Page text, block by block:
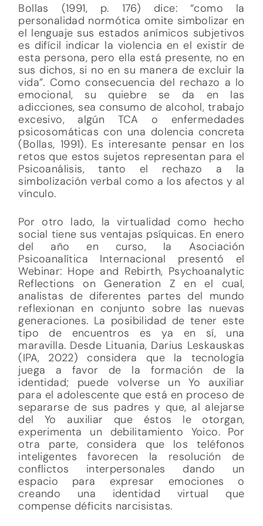
Bollas (1991, p. 176) dice: “como la
personalidad normótica omite simbolizar en
el lenguaje sus estados anímicos subjetivos
es difícil indicar la violencia en el existir de
esta persona, pero ella está presente, no en
sus dichos, si no en su manera de excluir la
vida”. Como consecuencia del rechazo a lo
emocional, su quiebre se da en las
adicciones, sea consumo de alcohol, trabajo
excesivo, algún TCA o enfermedades
psicosomáticas con una dolencia concreta
(Bollas, 1991). Es interesante pensar en los
retos que estos sujetos representan para el
Psicoanálisis, tanto el rechazo a la
simbolización verbal como a los afectos y al
vínculo.
Por otro lado, la virtualidad como hecho
social tiene sus ventajas psíquicas. En enero
del año en curso, la Asociación
Psicoanalítica Internacional presentó el
Webinar: Hope and Rebirth, Psychoanalytic
Reflections on Generation Z en el cual,
analistas de diferentes partes del mundo
reflexionan en conjunto sobre las nuevas
generaciones. La posibilidad de tener este
tipo de encuentros es ya en sí, una
maravilla. Desde Lituania, Darius Leskauskas
(IPA, 2022) considera que la tecnología
juega a favor de la formación de la
identidad; puede volverse un Yo auxiliar
para el adolescente que está en proceso de
separarse de sus padres y que, al alejarse
del Yo auxiliar que éstos le otorgan,
experimenta un debilitamiento Yoico. Por
otra parte, considera que los teléfonos
inteligentes favorecen la resolución de
conflictos interpersonales dando un
espacio para expresar emociones o
creando una identidad virtual que
compense déficits narcisistas.